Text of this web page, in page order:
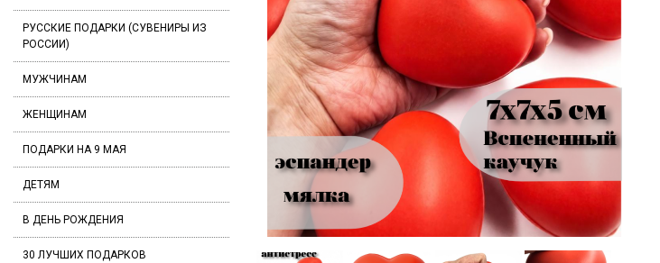
РУССКИЕ ПОДАРКИ (СУВЕНИРЫ ИЗ
РОССИИ)
МУЖЧИНАМ
ЖЕНЩИНАМ
ПОДАРКИ НА 9 МАЯ
ДЕТЯМ
В ДЕНЬ РОЖДЕНИЯ
30 ЛУЧШИХ ПОДАРКОВ